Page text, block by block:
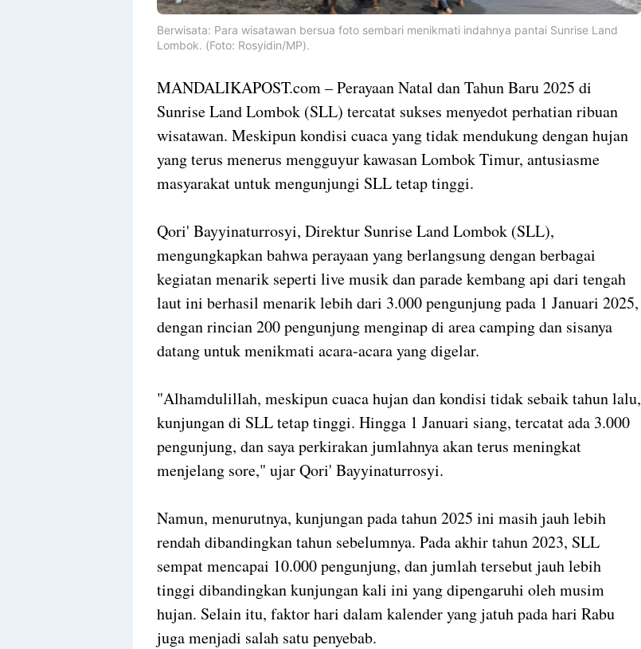
Berwisata: Para wisatawan bersua foto sembari menikmati indahnya pantai Sunrise Land
Lombok. (Foto: Rosyidin/MP).
MANDALIKAPOST.com – Perayaan Natal dan Tahun Baru 2025 di
Sunrise Land Lombok (SLL) tercatat sukses menyedot perhatian ribuan
wisatawan. Meskipun kondisi cuaca yang tidak mendukung dengan hujan
yang terus menerus mengguyur kawasan Lombok Timur, antusiasme
masyarakat untuk mengunjungi SLL tetap tinggi.
Qori' Bayyinaturrosyi, Direktur Sunrise Land Lombok (SLL),
mengungkapkan bahwa perayaan yang berlangsung dengan berbagai
kegiatan menarik seperti live musik dan parade kembang api dari tengah
laut ini berhasil menarik lebih dari 3.000 pengunjung pada 1 Januari 2025,
dengan rincian 200 pengunjung menginap di area camping dan sisanya
datang untuk menikmati acara-acara yang digelar.
"Alhamdulillah, meskipun cuaca hujan dan kondisi tidak sebaik tahun lalu,
kunjungan di SLL tetap tinggi. Hingga 1 Januari siang, tercatat ada 3.000
pengunjung, dan saya perkirakan jumlahnya akan terus meningkat
menjelang sore," ujar Qori' Bayyinaturrosyi.
Namun, menurutnya, kunjungan pada tahun 2025 ini masih jauh lebih
rendah dibandingkan tahun sebelumnya. Pada akhir tahun 2023, SLL
sempat mencapai 10.000 pengunjung, dan jumlah tersebut jauh lebih
tinggi dibandingkan kunjungan kali ini yang dipengaruhi oleh musim
hujan. Selain itu, faktor hari dalam kalender yang jatuh pada hari Rabu
juga menjadi salah satu penyebab.